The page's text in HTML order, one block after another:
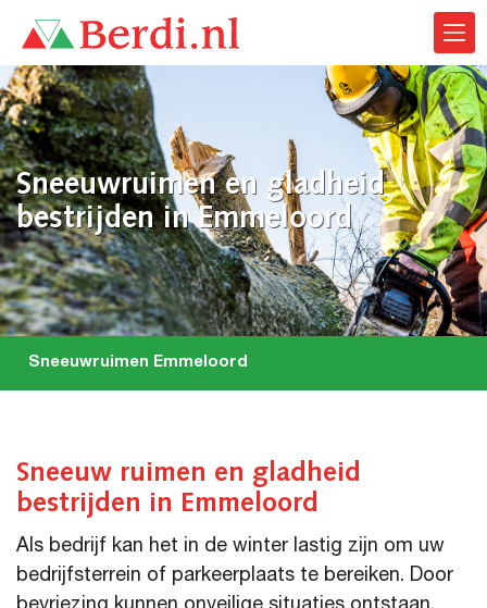
Sneeuwruimen en gladheid
bestrijden in Emmeloord
Sneeuwruimen Emmeloord
Sneeuw ruimen en gladheid
bestrijden in Emmeloord
Als bedrijf kan het in de winter lastig zijn om uw
bedrijfsterrein of parkeerplaats te bereiken. Door